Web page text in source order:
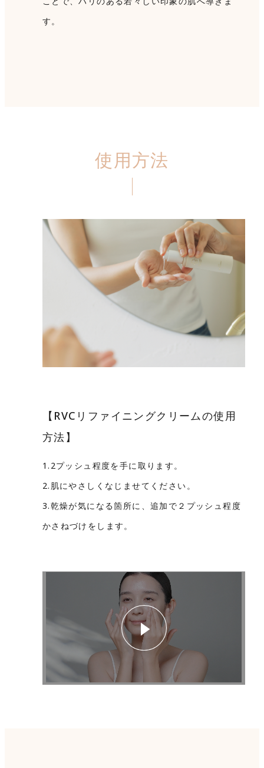
す。
使用方法
【RVCリファイニングクリームの使用
方法】
1.2プッシュ程度を手に取ります。
2.肌にやさしくなじませてください。
3.乾燥が気になる箇所に、追加で２プッシュ程度
かさねづけをします。